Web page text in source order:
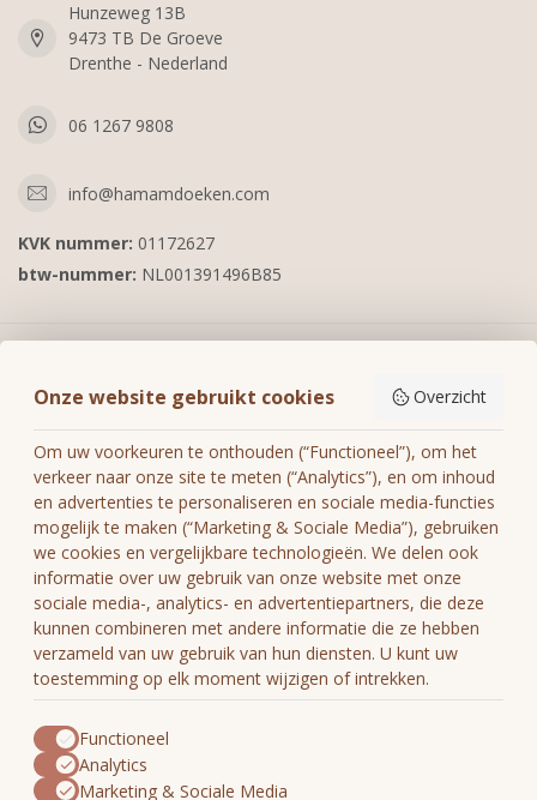
Hunzeweg 13B
9473 TB De Groeve
Drenthe - Nederland
06 1267 9808
info@hamamdoeken.com
KVK nummer: 01172627
btw-nummer: NL001391496B85
Mijn account
€
Onze website gebruikt cookies Overzicht
Om uw voorkeuren te onthouden (“Functioneel”), om het
verkeer naar onze site te meten (“Analytics”), en om inhoud
en advertenties te personaliseren en sociale media-functies
mogelijk te maken (“Marketing & Sociale Media”), gebruiken
we cookies en vergelijkbare technologieën. We delen ook
informatie over uw gebruik van onze website met onze
sociale media-, analytics- en advertentiepartners, die deze
kunnen combineren met andere informatie die ze hebben
verzameld van uw gebruik van hun diensten. U kunt uw
toestemming op elk moment wijzigen of intrekken.
Functioneel
Analytics
Marketing & Sociale Media